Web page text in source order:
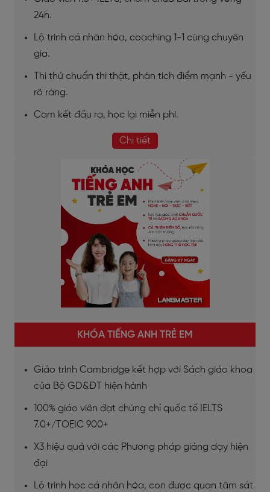
24h.
Lộ trình cá nhân hóa, coaching 1-1 cùng chuyên
gia.
Thi thử chuẩn thi thật, phân tích điểm mạnh - yếu
rõ ràng.
Cam kết đầu ra, học lại miễn phí.
Chi tiết
KHÓA TIẾNG ANH TRẺ EM
Giáo trình Cambridge kết hợp với Sách giáo khoa
của Bộ GD&ĐT hiện hành
100% giáo viên đạt chứng chỉ quốc tế IELTS
7.0+/TOEIC 900+
X3 hiệu quả với các Phương pháp giảng dạy hiện
đại
Lộ trình học cá nhân hóa, con được quan tâm sát